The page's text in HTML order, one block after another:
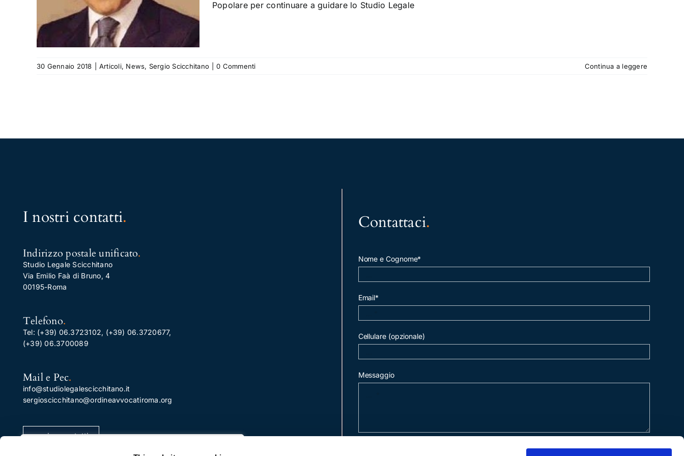
Popolare per continuare a guidare lo Studio Legale
30 Gennaio 2018 Articoli, News, Sergio Scicchitano 0 Commenti Continua a leggere
I nostri contatti.
Indirizzo postale unificato.
Studio Legale Scicchitano
Via Emilio Faà di Bruno, 4
00195-Roma
Telefono.
Tel: (+39) 06.3723102, (+39) 06.3720677,
(+39) 06.3700089
Mail e Pec.
info@studiolegalescicchitano.it
sergioscicchitano@ordineavvocatiroma.org
pagina contatti
Contattaci.
Nome e Cognome*
Email*
Cellulare (opzionale)
Messaggio